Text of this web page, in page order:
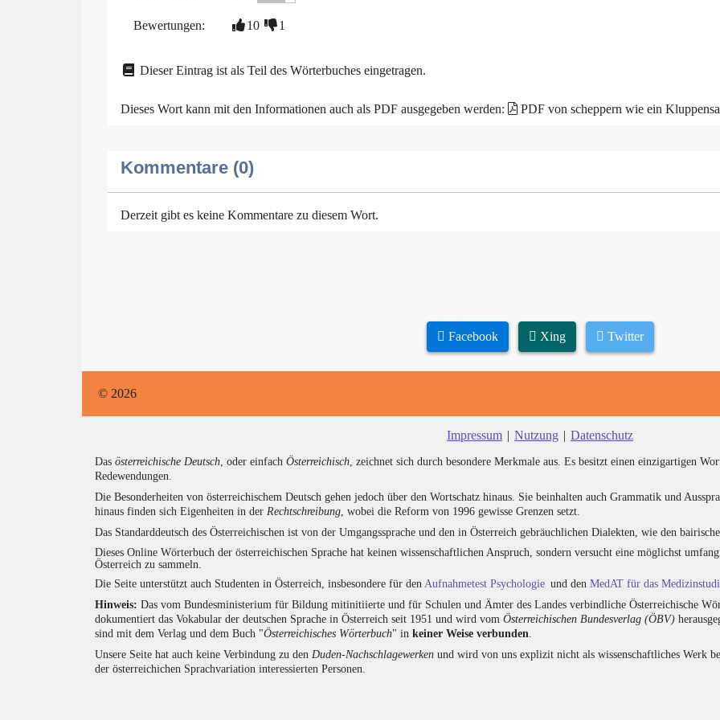
Bewertungen: 10 1
Dieser Eintrag ist als Teil des Wörterbuches eingetragen.
Dieses Wort kann mit den Informationen auch als PDF ausgegeben werden: PDF von scheppern wie ein
Kommentare (0)
Derzeit gibt es keine Kommentare zu diesem Wort.
Facebook Xing Twitter
© 2026
Impressum | Nutzung | Datenschutz
Das österreichische Deutsch , oder einfach Österreichisch , zeichnet sich durch besondere Merkmale aus. Es besitzt einen einzigartigen
Redewendungen.
Die Besonderheiten von österreichischem Deutsch gehen jedoch über den Wortschatz hinaus. Sie beinhalten auch Grammatik und
hinaus finden sich Eigenheiten in der Rechtschreibung , wobei die Reform von 1996 gewisse Grenzen setzt.
Das Standarddeutsch des Österreichischen ist von der Umgangssprache und den in Österreich gebräuchlichen Dialekten, wie den
Dieses Online Wörterbuch der österreichischen Sprache hat keinen wissenschaftlichen Anspruch, sondern versucht eine möglichst
Österreich zu sammeln.
Die Seite unterstützt auch Studenten in Österreich, insbesondere für den Aufnahmetest Psychologie und den MedAT für das
Hinweis: Das vom Bundesministerium für Bildung mitinitiierte und für Schulen und Ämter des Landes verbindliche Österreichische
dokumentiert das Vokabular der deutschen Sprache in Österreich seit 1951 und wird vom Österreichischen Bundesverlag (ÖBV)
sind mit dem Verlag und dem Buch "Österreichisches Wörterbuch" in keiner Weise verbunden
Unsere Seite hat auch keine Verbindung zu den Duden-Nachschlagewerken und wird von uns explizit nicht als wissenschaftliches Werk
der österreichichen Sprachvariation interessierten Personen.